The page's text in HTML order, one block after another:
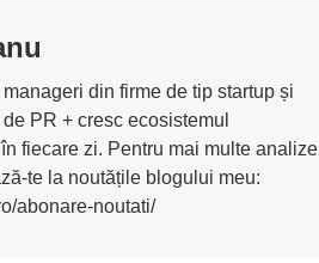
din firme de tip startup și
PR + cresc ecosistemul
fiecare zi. Pentru mai multe analize
te la noutățile blogului meu:
abonare-noutati/